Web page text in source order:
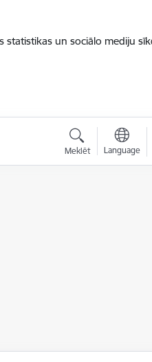
statistikas un sociālo mediju
Meklēt Language